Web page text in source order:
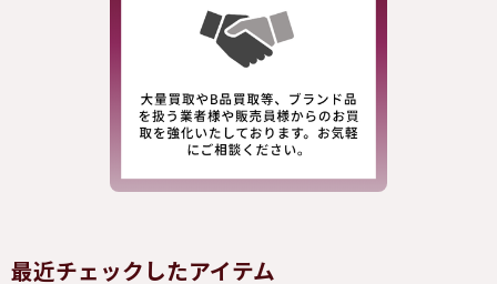
最近チェックしたアイテム